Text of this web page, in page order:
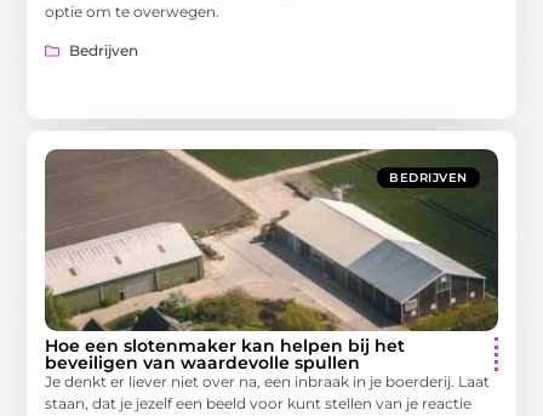
optie om te overwegen.
Bedrijven
BEDRIJVEN
Hoe een slotenmaker kan helpen bij het
beveiligen van waardevolle spullen
Je denkt er liever niet over na, een inbraak in je boerderij. Laat
staan, dat je jezelf een beeld voor kunt stellen van je reactie